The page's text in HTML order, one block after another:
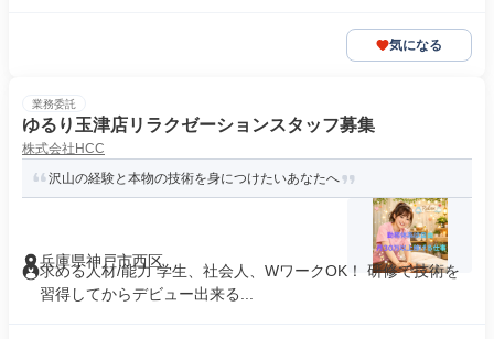
気になる
業務委託
ゆるり玉津店リラクゼーションスタッフ募集
株式会社HCC
沢山の経験と本物の技術を身につけたいあなたへ
兵庫県神戸市西区
求める人材/能力 学生、社会人、WワークOK！ 研修で技術を
習得してからデビュー出来る...